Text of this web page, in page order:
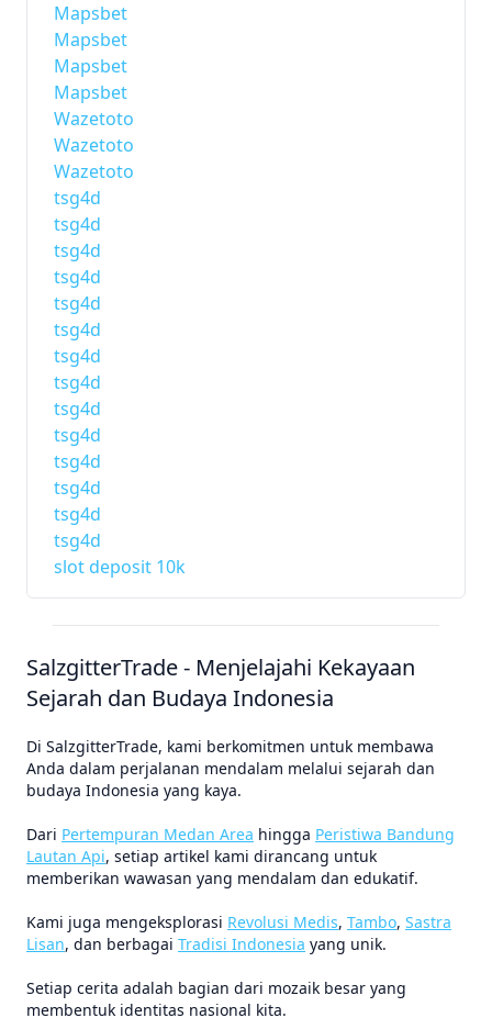
Mapsbet
Mapsbet
Mapsbet
Mapsbet
Wazetoto
Wazetoto
Wazetoto
tsg4d
tsg4d
tsg4d
tsg4d
tsg4d
tsg4d
tsg4d
tsg4d
tsg4d
tsg4d
tsg4d
tsg4d
tsg4d
tsg4d
slot deposit 10k
SalzgitterTrade - Menjelajahi Kekayaan
Sejarah dan Budaya Indonesia
Di SalzgitterTrade, kami berkomitmen untuk membawa
Anda dalam perjalanan mendalam melalui sejarah dan
budaya Indonesia yang kaya.
Dari Pertempuran Medan Area hingga Peristiwa Bandung
Lautan Api, setiap artikel kami dirancang untuk
memberikan wawasan yang mendalam dan edukatif.
Kami juga mengeksplorasi Revolusi Medis, Tambo, Sastra
Lisan, dan berbagai Tradisi Indonesia yang unik.
Setiap cerita adalah bagian dari mozaik besar yang
membentuk identitas nasional kita.